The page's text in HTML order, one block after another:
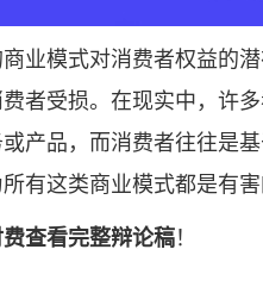
模式对消费者权益的潜
者受损。在现实中，许
产品，而消费者往往是
有这类商业模式都是有害
查看完整辩论稿！